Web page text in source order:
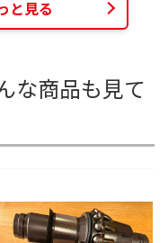
と見る
な商品も見て